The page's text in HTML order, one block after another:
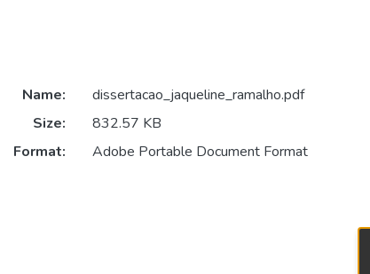
Name:
dissertacao_jaqueline_ramalho.pdf
Size:
832.57 KB
Format:
Adobe Portable Document Format